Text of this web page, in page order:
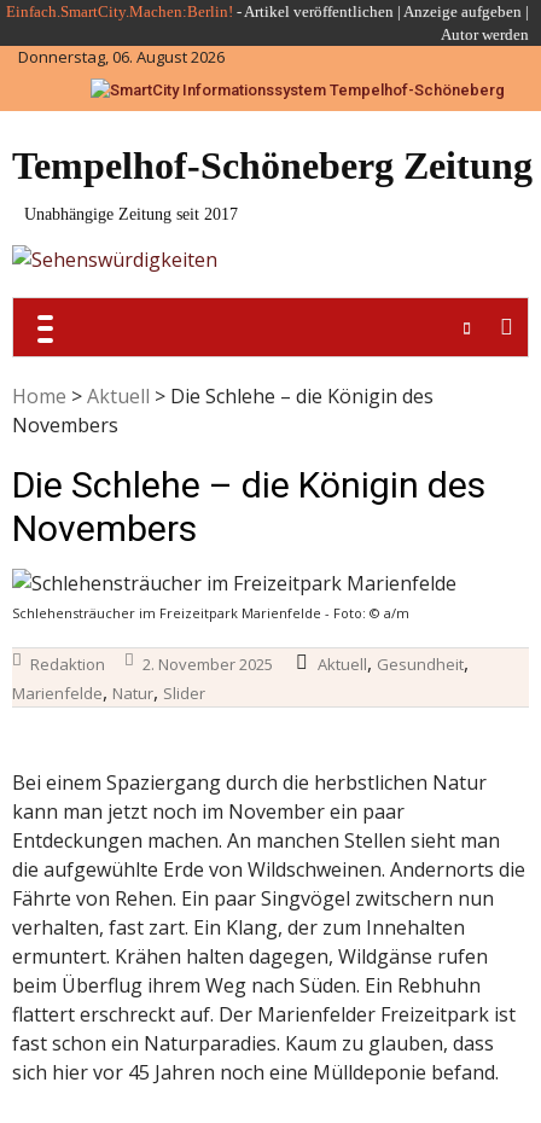
Skip
to
content
Einfach.SmartCity.Machen:Berlin! -Artikel veröffentlichen | Anzeige aufgeben |
Autor werden
Donnerstag, 06. August 2026
Tempelhof-Schöneberg Zeitung
Unabhängige Zeitung seit 2017
Home >Aktuell > Die Schlehe – die Königin des
Novembers
Die Schlehe – die Königin des
Novembers
Schlehensträucher im Freizeitpark Marienfelde - Foto: © a/m
Redaktion 2. November 2025 Aktuell, Gesundheit,
Marienfelde, Natur, Slider
Bei einem Spaziergang durch die herbstlichen Natur
kann man jetzt noch im November ein paar
Entdeckungen machen. An manchen Stellen sieht man
die aufgewühlte Erde von Wildschweinen. Andernorts die
Fährte von Rehen. Ein paar Singvögel zwitschern nun
verhalten, fast zart. Ein Klang, der zum Innehalten
ermuntert. Krähen halten dagegen, Wildgänse rufen
beim Überflug ihrem Weg nach Süden. Ein Rebhuhn
flattert erschreckt auf. Der Marienfelder Freizeitpark ist
fast schon ein Naturparadies. Kaum zu glauben, dass
sich hier vor 45 Jahren noch eine Mülldeponie befand.